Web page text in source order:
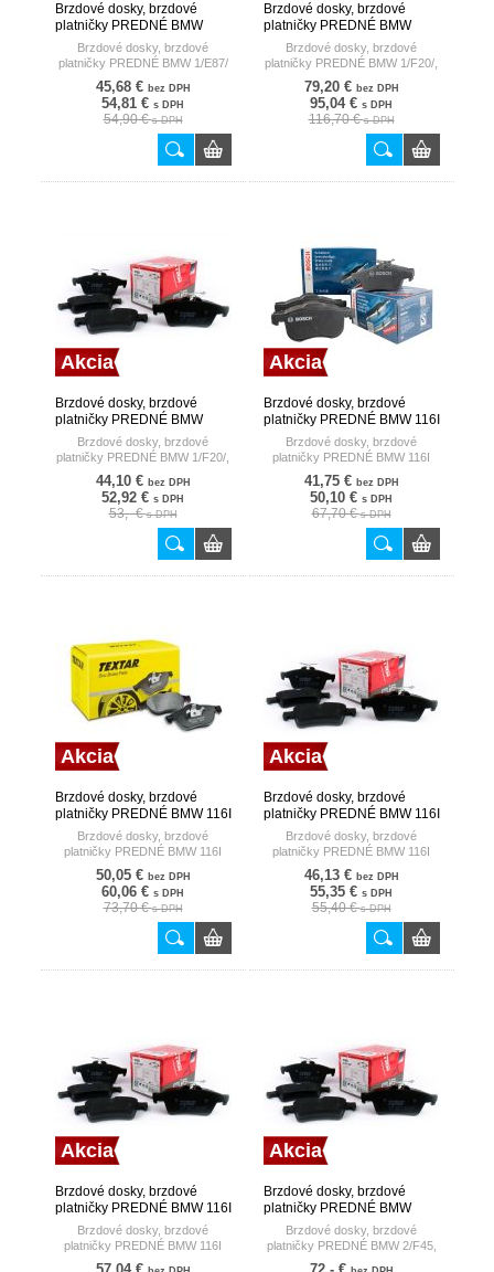
Brzdové dosky, brzdové
platničky PREDNÉ BMW
1/E87/ 130I 05- TRW
Brzdové dosky, brzdové
platničky PREDNÉ BMW 1/E87/
130I 05-
45,68 € bez DPH
54,81 € s DPH
54,90 €s DPH
Brzdové dosky, brzdové
platničky PREDNÉ BMW
1/F20/, 3/F30/ 11- TEXTAR
Brzdové dosky, brzdové
platničky PREDNÉ BMW 1/F20/,
3/F30/ 11-
79,20 € bez DPH
95,04 € s DPH
116,70 €s DPH
Akcia
Brzdové dosky, brzdové
platničky PREDNÉ BMW
1/F20/, 3/F30/ 11- TRW
Brzdové dosky, brzdové
platničky PREDNÉ BMW 1/F20/,
3/F30/ 11-
44,10 € bez DPH
52,92 € s DPH
53,- €s DPH
Akcia
Brzdové dosky, brzdové
platničky PREDNÉ BMW 116I
BOSCH
Brzdové dosky, brzdové
platničky PREDNÉ BMW 116I
41,75 € bez DPH
50,10 € s DPH
67,70 €s DPH
Akcia
Brzdové dosky, brzdové
platničky PREDNÉ BMW 116I
TEXTAR
Brzdové dosky, brzdové
platničky PREDNÉ BMW 116I
50,05 € bez DPH
60,06 € s DPH
73,70 €s DPH
Akcia
Brzdové dosky, brzdové
platničky PREDNÉ BMW 116I
TRWBrzdové dosky, brzdové
platničky PREDNÉ BMW 116I
46,13 € bez DPH
55,35 € s DPH
55,40 €s DPH
Akcia
Brzdové dosky, brzdové
platničky PREDNÉ BMW 116I
TRWBrzdové dosky, brzdové
platničky PREDNÉ BMW 116I
Akcia
Brzdové dosky, brzdové
platničky PREDNÉ BMW
2/F45, F46/ 14- TRW
Brzdové dosky, brzdové
platničky PREDNÉ BMW 2/F45,
F46/ 14-